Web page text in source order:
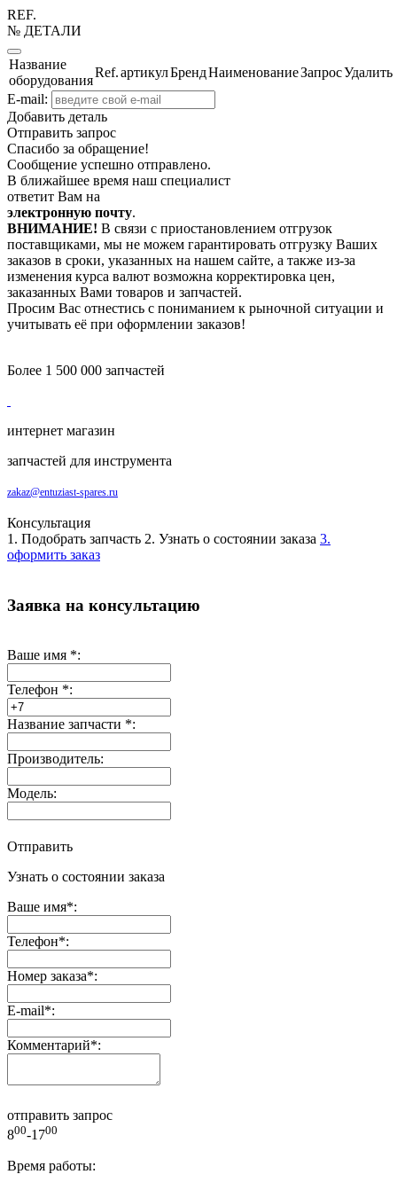
REF.
№ ДЕТАЛИ
Название
оборудования
Ref.артикулБрендНаименованиеЗапросУдалить
E-mail:
Добавить деталь
Отправить запрос
Спасибо за обращение!
Сообщение успешно отправлено.
В ближайшее время наш специалист
ответит Вам на
электронную почту.
ВНИМАНИЕ! В связи с приостановлением отгрузок
поставщиками, мы не можем гарантировать отгрузку Ваших
заказов в сроки, указанных на нашем сайте, а также из-за
изменения курса валют возможна корректировка цен,
заказанных Вами товаров и запчастей.
Просим Вас отнестись с пониманием к рыночной ситуации и
учитывать её при оформлении заказов!
Более 1 500 000 запчастей
интернет магазин
запчастей для инструмента
zakaz@entuziast-spares.ru
Консультация
1. Подобрать запчасть 2. Узнать о состоянии заказа 3.
оформить заказ
Заявка на консультацию
Ваше имя *:
Телефон *:
Название запчасти *:
Производитель:
Модель:
Отправить
Узнать о состоянии заказа
Ваше имя*:
Телефон*:
Номер заказа*:
E-mail*:
Комментарий*:
отправить запрос
800-1700
Время работы: